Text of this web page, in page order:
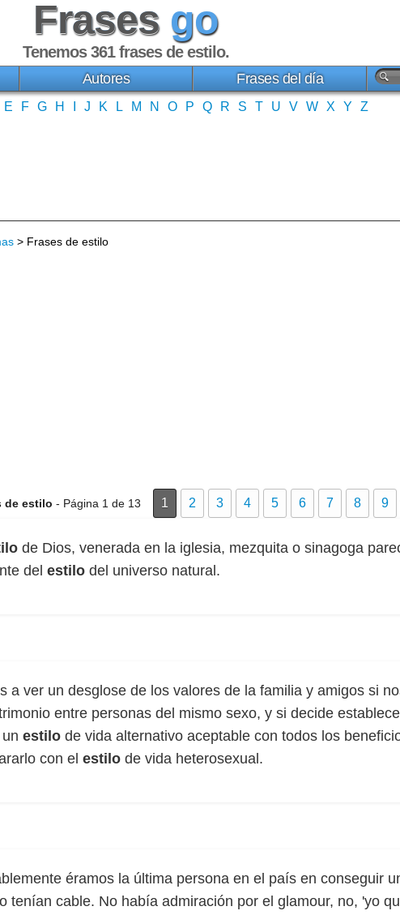
Frases go
Tenemos 361frases de estilo.
Autores Frases del día
E F G H J K L M N O P Q R S T U V W X Y Z
> Frases de estilo
de estilo - Página 1 de 13 1 2 3 4 5 6 7 8 9
de Dios, venerada en la iglesia, mezquita o sinagoga
del estilo del universo natural.
a ver un desglose de los valores de la familia y amigos si
entre personas del mismo sexo, y si decide
estilo de vida alternativo aceptable con todos los
con el estilo de vida heterosexual.
éramos la última persona en el país en conseguir
tenían cable. No había admiración por el glamour, no, 'yo